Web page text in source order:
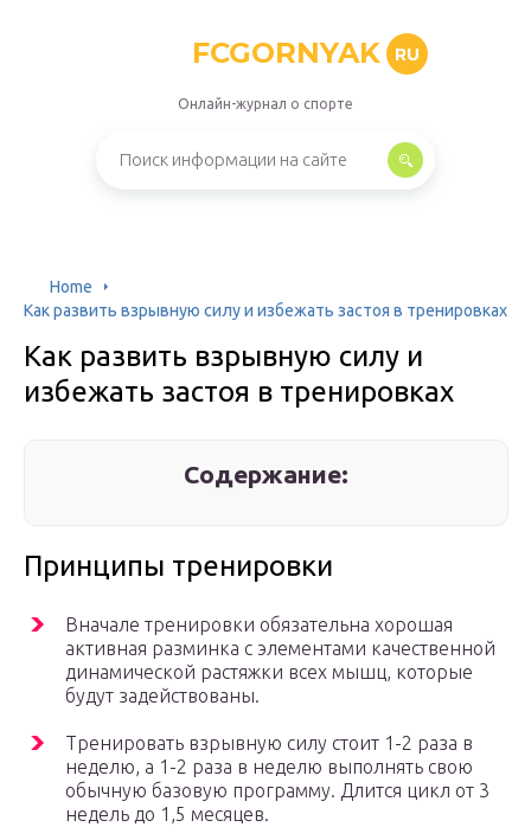
FCGORNYAK RU
Онлайн-журнал о спорте
Home
Как развить взрывную силу и избежать застоя в тренировках
Как развить взрывную силу и
избежать застоя в тренировках
Содержание:
Принципы тренировки
Вначале тренировки обязательна хорошая
активная разминка с элементами качественной
динамической растяжки всех мышц, которые
будут задействованы.
Тренировать взрывную силу стоит 1-2 раза в
неделю, а 1-2 раза в неделю выполнять свою
обычную базовую программу. Длится цикл от 3
недель до 1,5 месяцев.